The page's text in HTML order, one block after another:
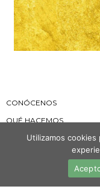
CONÓCENOS
QUÉ HACEMOS
DÓNDE ESTAMOS
Utilizamos cookies